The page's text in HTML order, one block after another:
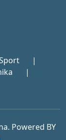
|
|
Powered BY